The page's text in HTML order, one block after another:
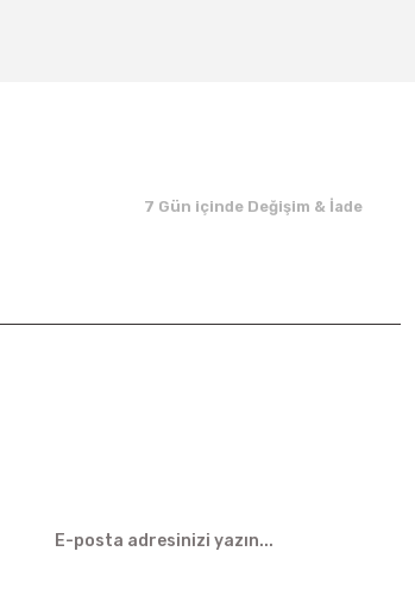
7 Gün içinde Değişim & İade